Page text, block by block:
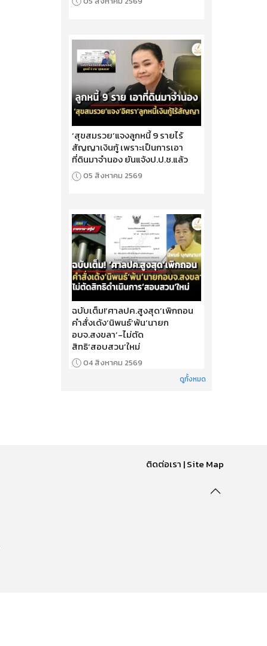
‘สุขสมรวย’แจงลูกหนี้ 9 รายไร้
สัญญาเงินกู้ เพราะเป็นการเอา
ที่ดินมาจำนอง ยันแจ้งป.ป.ช.แล้ว
05 สิงหาคม 2569
ฉบับเต็ม!‘ศาลปค.สูงสุด’เพิกถอน
คำสั่งเด้ง‘นิพนธ์’พ้น‘นายก
อบจ.สงขลา’-ไม่ตัด
สิทธิ‘สอบสวน’ใหม่
04 สิงหาคม 2569
ดูทั้งหมด
ติดต่อเรา |Site Map